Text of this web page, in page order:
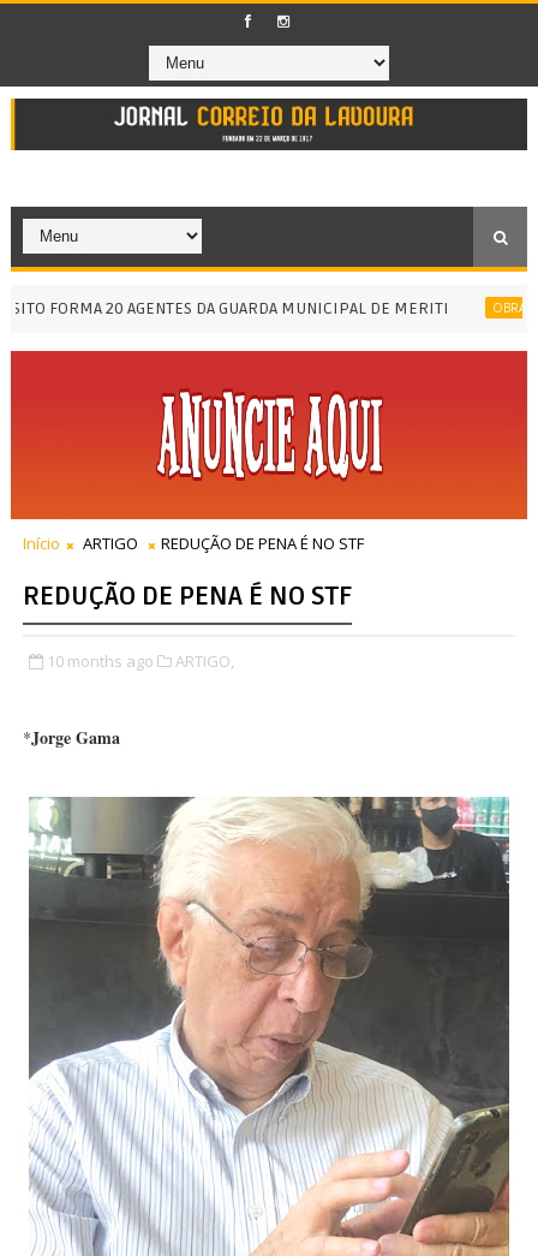
FORMA 20 AGENTES DA GUARDA MUNICIPAL DE MERITI OBRAS DE
Início ARTIGO REDUÇÃO DE PENA É NO STF
REDUÇÃO DE PENA É NO STF
10 months ago ARTIGO,
*Jorge Gama